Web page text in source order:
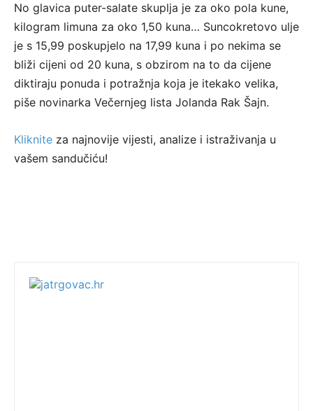
No glavica puter-salate skuplja je za oko pola kune,
kilogram limuna za oko 1,50 kuna… Suncokretovo ulje
je s 15,99 poskupjelo na 17,99 kuna i po nekima se
bliži cijeni od 20 kuna, s obzirom na to da cijene
diktiraju ponuda i potražnja koja je itekako velika,
piše novinarka Večernjeg lista Jolanda Rak Šajn.
Kliknite za najnovije vijesti, analize i istraživanja u
vašem sandučiću!